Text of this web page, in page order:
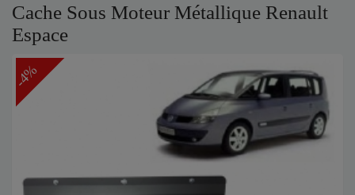
Cache Sous Moteur Métallique Renault
Espace
-4%